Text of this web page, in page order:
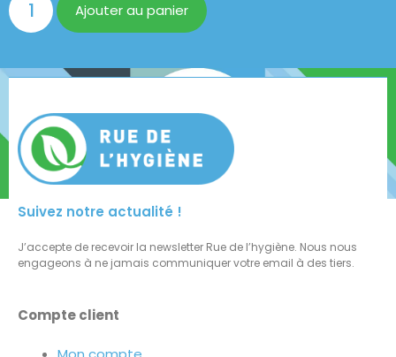
Ajouter au panier
Suivez notre actualité !
J’accepte de recevoir la newsletter Rue de l’hygiène. Nous nous
engageons à ne jamais communiquer votre email à des tiers.
Compte client